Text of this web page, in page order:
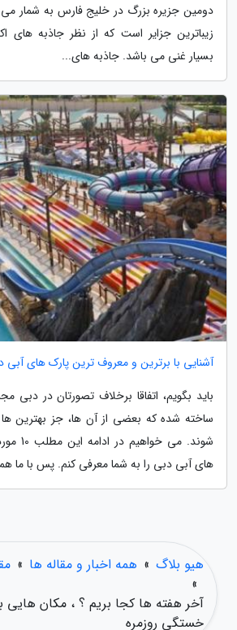
دومین جزیره بزرگ در خلیج فارس به شمار می
زیباترین جزایر است که از نظر جاذبه های
بسیار غنی می باشد. جاذبه های...
آشنایی با برترین و معروف ترین پارک های آبی
باید بگویم، اتفاقا برخلاف تصورتان در دبی
ساخته شده که بعضی از آن ها، جز بهترین
شوند.
های آبی دبی را به شما معرفی کنم. پس با ما
هیو بلاگ » همه اخبار و مقاله ها »
»
آخر هفته ها کجا بریم ؟ ، مکان هایی
خستگی روزمره